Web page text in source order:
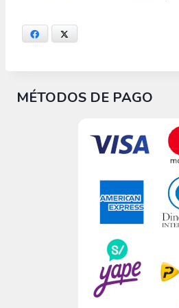
Facebook
MÉTODOS DE PAGO